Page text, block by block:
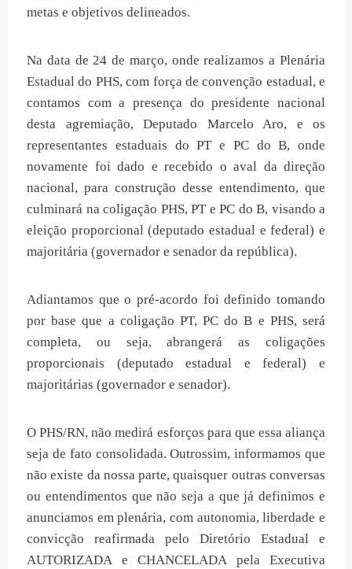
metas e objetivos delineados.
Na data de 24 de março, onde realizamos a Plenária
Estadual do PHS, com força de convenção estadual, e
contamos com a presença do presidente nacional
desta agremiação, Deputado Marcelo Aro, e os
representantes estaduais do PT e PC do B, onde
novamente foi dado e recebido o aval da direção
nacional, para construção desse entendimento, que
culminará na coligação PHS, PT e PC do B, visando a
eleição proporcional (deputado estadual e federal) e
majoritária (governador e senador da república).
Adiantamos que o pré-acordo foi definido tomando
por base que a coligação PT, PC do B e PHS, será
completa, ou seja, abrangerá as coligações
proporcionais (deputado estadual e federal) e
majoritárias (governador e senador).
O PHS/RN, não medirá esforços para que essa aliança
seja de fato consolidada. Outrossim, informamos que
não existe da nossa parte, quaisquer outras conversas
ou entendimentos que não seja a que já definimos e
anunciamos em plenária, com autonomia, liberdade e
convicção reafirmada pelo Diretório Estadual e
AUTORIZADA e CHANCELADA pela Executiva